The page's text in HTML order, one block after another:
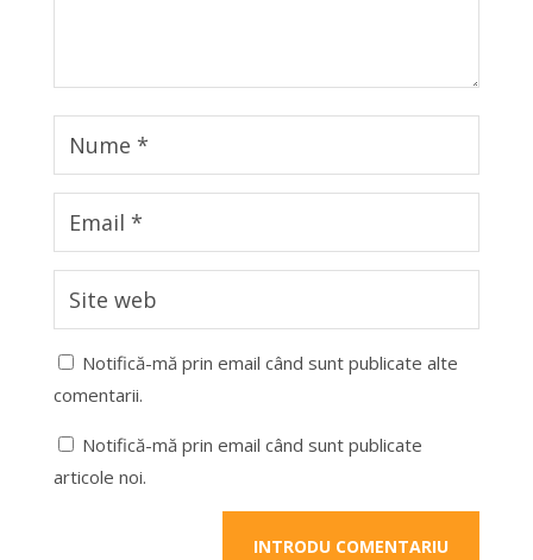
Notifică-mă prin email când sunt publicate alte
comentarii.
Notifică-mă prin email când sunt publicate
articole noi.
INTRODU COMENTARIU